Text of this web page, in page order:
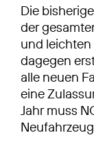
Die
der
und leichten
dagegen
alle neuen
eine
Jahr muss